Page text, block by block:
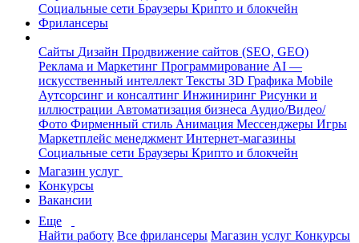
Социальные сети Браузеры Крипто и блокчейн
Фрилансеры
Сайты Дизайн Продвижение сайтов (SEO, GEO)
Реклама и Маркетинг Программирование AI —
искусственный интеллект Тексты 3D Графика Mobile
Аутсорсинг и консалтинг Инжиниринг Рисунки и
иллюстрации Автоматизация бизнеса Аудио/Видео/
Фото Фирменный стиль Анимация Мессенджеры Игры
Маркетплейс менеджмент Интернет-магазины
Социальные сети Браузеры Крипто и блокчейн
Магазин услуг
Конкурсы
Вакансии
Еще
Найти работу Все фрилансеры Магазин услуг Конкурсы